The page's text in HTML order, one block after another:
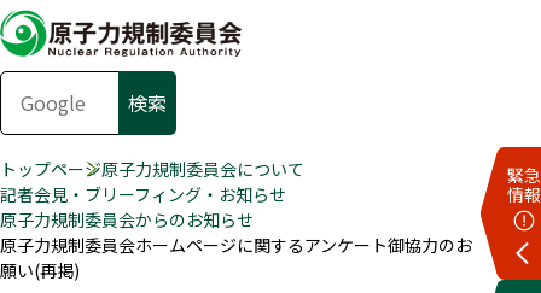
緊急
情報
トップページ原子力規制委員会について
記者会見・ブリーフィング・お知らせ
原子力規制委員会からのお知らせ
原子力規制委員会ホームページに関するアンケート御協力のお
願い(再掲)